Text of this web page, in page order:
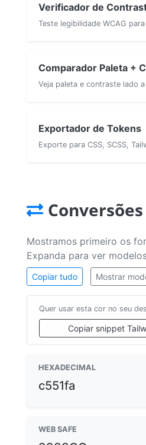
Verificador de
Teste legibilidade WCAG
Comparador Paleta +
Veja paleta e contraste lado a
Exportador de Tokens
Exporte para CSS, SCSS,
Mostramos primeiro os
Expanda para ver
Copiar tudo Mostrar
Quer usar esta cor no seu
Copiar snippet
HEXADECIMAL
c551fa
WEB SAFE